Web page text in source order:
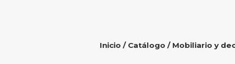
Inicio / Catálogo / Mobiliario y